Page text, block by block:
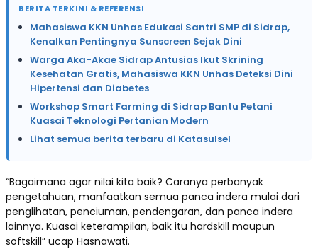
BERITA TERKINI & REFERENSI
Mahasiswa KKN Unhas Edukasi Santri SMP di Sidrap,
Kenalkan Pentingnya Sunscreen Sejak Dini
Warga Aka-Akae Sidrap Antusias Ikut Skrining
Kesehatan Gratis, Mahasiswa KKN Unhas Deteksi Dini
Hipertensi dan Diabetes
Workshop Smart Farming di Sidrap Bantu Petani
Kuasai Teknologi Pertanian Modern
Lihat semua berita terbaru di Katasulsel
“Bagaimana agar nilai kita baik? Caranya perbanyak
pengetahuan, manfaatkan semua panca indera mulai dari
penglihatan, penciuman, pendengaran, dan panca indera
lainnya. Kuasai keterampilan, baik itu hardskill maupun
softskill” ucap Hasnawati.